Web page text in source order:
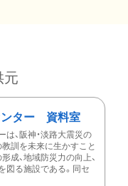
元
ンター 資料室
、阪神・淡路大震災の
教訓を未来に生かすこと
成、地域防災力の向上、
図る施設である。同セ